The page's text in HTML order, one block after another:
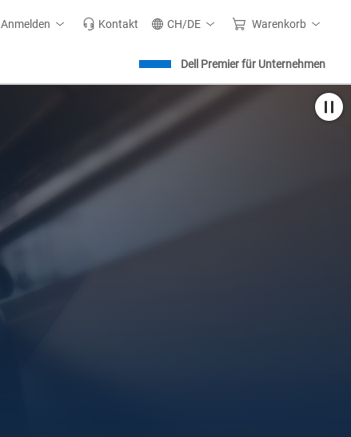
Anmelden Kontakt CH/DE Warenkorb
Dell Premier für Unternehmen